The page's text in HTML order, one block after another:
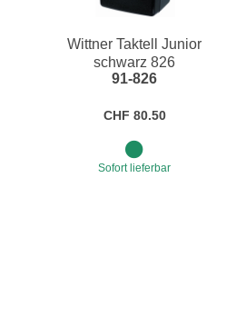
Wittner Taktell Junior
schwarz 826
91-826
CHF 80.50
Sofort lieferbar